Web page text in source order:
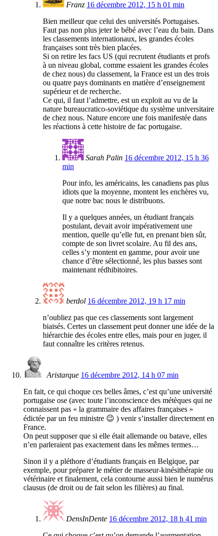
Franz 16 décembre 2012, 15 h 01 min
Bien meilleur que celui des universités Portugaises.
Faut pas non plus jeter le bébé avec l’eau du bain. Dans
les classements internationaux, les grandes écoles
françaises sont très bien placées.
Si on retire les facs US (qui recrutent étudiants et profs
à un niveau global, comme essaient les grandes écoles
de chez nous) du classement, la France est un des trois
ou quatre pays dominants en matière d’enseignement
supérieur et de recherche.
Ce qui, il faut l’admettre, est un exploit au vu de la
nature bureaucratico-soviétique du système universitaire
de chez nous. Nature encore une fois manifestée dans
les réactions à cette histoire de fac portugaise.
Sarah Palin 16 décembre 2012, 15 h 36
min
Pour info, les américains, les canadiens pas plus
idiots que la moyenne, montent les enchères vu,
que notre bac nous le distribuons.
Il y a quelques années, un étudiant français
postulant, devait avoir impérativement une
mention, quelle qu’elle fut, en prenant bien sûr,
compte de son livret scolaire. Au fil des ans,
celles s’y montent en gamme, pour avoir une
chance d’être sélectionné, les plus basses sont
maintenant rédhibitoires.
berdol 16 décembre 2012, 19 h 17 min
n’oubliez pas que ces classements sont largement
biaisés. Certes un classement peut donner une idée de la
hiérarchie des écoles entre elles, mais pour en juger, il
faut connaître les critères retenus.
Aristarque 16 décembre 2012, 14 h 07 min
En fait, ce qui choque ces belles âmes, c’est qu’une université
portugaise ose (avec toute l’inconscience des métèques qui ne
connaissent pas « la grammaire des affaires françaises »
édictée par un feu ministre 😉 ) venir s’installer directement en
France.
On peut supposer que si elle était allemande ou batave, elles
n’en parleraient pas exactement dans les mêmes termes…
Sinon il y a pléthore d’étudiants français en Belgique, par
exemple, pour préparer le métier de masseur-kinésithérapie ou
vétérinaire et finalement, cela contourne aussi bien le numérus
clausus (de droit ou de fait selon les filières) au final.
DensInDente 16 décembre 2012, 18 h 41 min